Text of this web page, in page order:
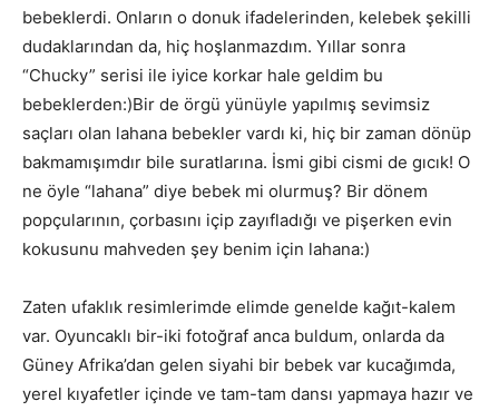
bebeklerdi. Onların o donuk ifadelerinden, kelebek şekilli
dudaklarından da, hiç hoşlanmazdım. Yıllar sonra
“Chucky” serisi ile iyice korkar hale geldim bu
bebeklerden:)Bir de örgü yünüyle yapılmış sevimsiz
saçları olan lahana bebekler vardı ki, hiç bir zaman dönüp
bakmamışımdır bile suratlarına. İsmi gibi cismi de gıcık! O
ne öyle “lahana” diye bebek mi olurmuş? Bir dönem
popçularının, çorbasını içip zayıfladığı ve pişerken evin
kokusunu mahveden şey benim için lahana:)
Zaten ufaklık resimlerimde elimde genelde kağıt-kalem
var. Oyuncaklı bir-iki fotoğraf anca buldum, onlarda da
Güney Afrika’dan gelen siyahi bir bebek var kucağımda,
yerel kıyafetler içinde ve tam-tam dansı yapmaya hazır ve